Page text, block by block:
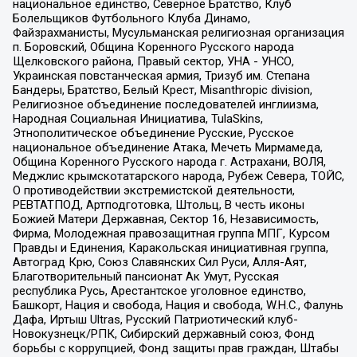
национальное единство, Северное Братство, Клуб
Болельщиков Футбольного Клуба Динамо,
Файзрахманисты, Мусульманская религиозная организация
п. Боровский, Община Коренного Русского народа
Щелковского района, Правый сектор, УНА - УНСО,
Украинская повстанческая армия, Тризуб им. Степана
Бандеры, Братство, Белый Крест, Misanthropic division,
Религиозное объединение последователей инглиизма,
Народная Социальная Инициатива, TulaSkins,
Этнополитическое объединение Русские, Русское
национальное объединение Атака, Мечеть Мирмамеда,
Община Коренного Русского народа г. Астрахани, ВОЛЯ,
Меджлис крымскотатарского народа, Рубеж Севера, ТОЙС,
О противодействии экстремистской деятельности,
РЕВТАТПОД, Артподготовка, Штольц, В честь иконы
Божией Матери Державная, Сектор 16, Независимость,
Фирма, Молодежная правозащитная группа МПГ, Курсом
Правды и Единения, Каракольская инициативная группа,
Автоград Крю, Союз Славянских Сил Руси, Алля-Аят,
Благотворительный пансионат Ак Умут, Русская
республика Русь, Арестантское уголовное единство,
Башкорт, Нация и свобода, Нация и свобода, W.H.С., Фалунь
Дафа, Иртыш Ultras, Русский Патриотический клуб-
Новокузнецк/РПК, Сибирский державный союз, Фонд
борьбы с коррупцией, Фонд защиты прав граждан, Штабы